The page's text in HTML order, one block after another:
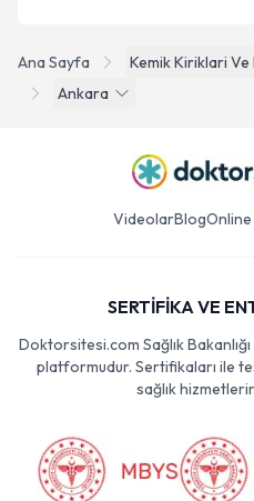
Ana Sayfa
Kemik Kiriklari
Ankara
VideolarBlog
SERTİFİKA VE
Doktorsitesi.com Sağlık
platformudur. Sertifikaları ile
sağlık